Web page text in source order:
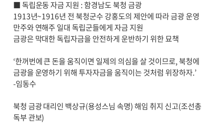
■ 독립운동 자금 지원 : 함경남도 북청 금광
1913년~1916년 전 북청군수 강홍도의 제안에 따라 금광 운영
만주와 연해주 일대 독립군들에게 자금 지원
금광은 막대한 독립자금을 안전하게 운반하기 위한 묘책
‘한꺼번에 큰 돈을 움직이면 일제의 의심을 살 것이므로, 북청에
금광을 운영하기 위해 투자자금을 움직이는 것처럼 위장하자.’
-임동수
북청 금광 대리인 백상규(용성스님 속명) 해임 취지 신고(조선총
독부 관보)